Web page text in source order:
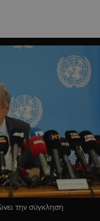
την σύγκληση